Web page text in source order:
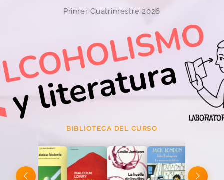
Primer Cuatrimestre 2026
BIBLIOTECA DEL CURSO